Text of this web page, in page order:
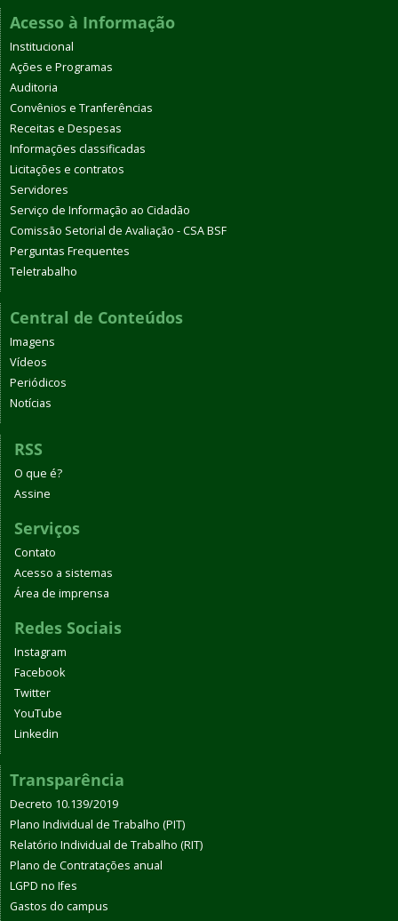
Acesso à Informação
Institucional
Ações e Programas
Auditoria
Convênios e Tranferências
Receitas e Despesas
Informações classificadas
Licitações e contratos
Servidores
Serviço de Informação ao Cidadão
Comissão Setorial de Avaliação - CSA BSF
Perguntas Frequentes
Teletrabalho
Central de Conteúdos
Imagens
Vídeos
Periódicos
Notícias
RSS
O que é?
Assine
Serviços
Contato
Acesso a sistemas
Área de imprensa
Redes Sociais
Instagram
Facebook
Twitter
YouTube
Linkedin
Transparência
Decreto 10.139/2019
Plano Individual de Trabalho (PIT)
Relatório Individual de Trabalho (RIT)
Plano de Contratações anual
LGPD no Ifes
Gastos do campus